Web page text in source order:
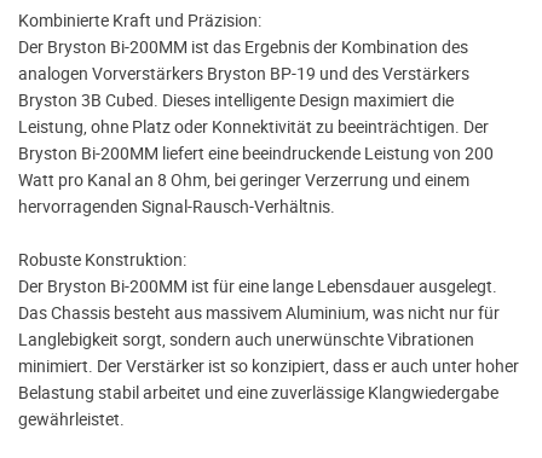
Kombinierte Kraft und Präzision:
Der Bryston Bi-200MM ist das Ergebnis der Kombination des
analogen Vorverstärkers Bryston BP-19 und des Verstärkers
Bryston 3B Cubed. Dieses intelligente Design maximiert die
Leistung, ohne Platz oder Konnektivität zu beeinträchtigen. Der
Bryston Bi-200MM liefert eine beeindruckende Leistung von 200
Watt pro Kanal an 8 Ohm, bei geringer Verzerrung und einem
hervorragenden Signal-Rausch-Verhältnis.
Robuste Konstruktion:
Der Bryston Bi-200MM ist für eine lange Lebensdauer ausgelegt.
Das Chassis besteht aus massivem Aluminium, was nicht nur für
Langlebigkeit sorgt, sondern auch unerwünschte Vibrationen
minimiert. Der Verstärker ist so konzipiert, dass er auch unter hoher
Belastung stabil arbeitet und eine zuverlässige Klangwiedergabe
gewährleistet.